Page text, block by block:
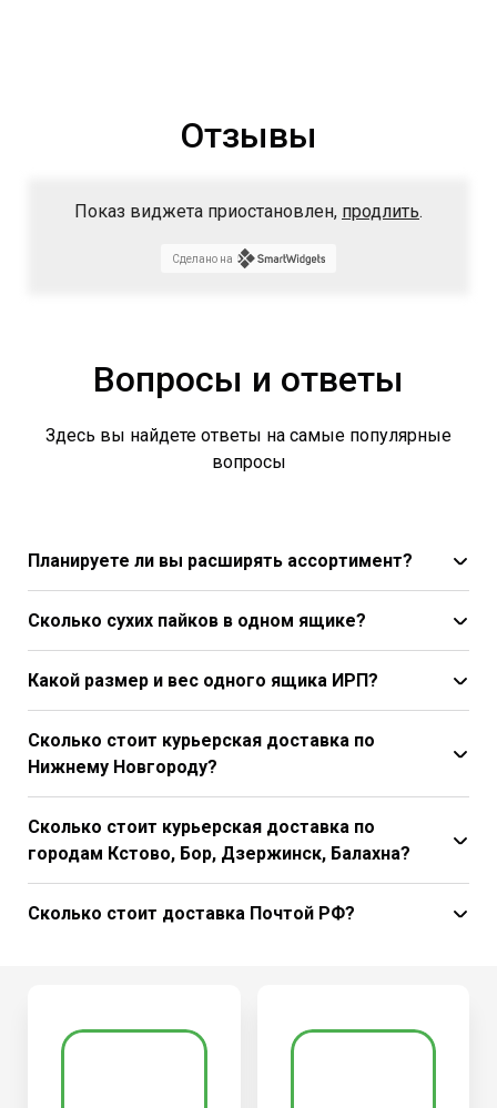
Отзывы
Показ виджета приостановлен, продлить.
Сделано на
Вопросы и ответы
Здесь вы найдете ответы на самые популярные
вопросы
Планируете ли вы расширять ассортимент?
Сколько сухих пайков в одном ящике?
Какой размер и вес одного ящика ИРП?
Сколько стоит курьерская доставка по
Нижнему Новгороду?
Сколько стоит курьерская доставка по
городам Кстово, Бор, Дзержинск, Балахна?
Сколько стоит доставка Почтой РФ?